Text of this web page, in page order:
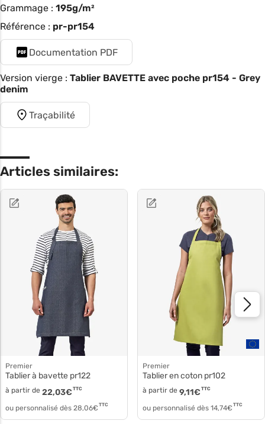
Grammage : 195g/m²
Référence : pr-pr154
Documentation PDF
Version vierge : Tablier BAVETTE avec poche pr154 - Grey
denim
Traçabilité
Articles similaires:
Premier
Tablier à bavette pr122
à partir de 22,03€ TTC
ou personnalisé dès 28,06€ TTC
Premier
Tablier en coton pr102
à partir de 9,11€ TTC
ou personnalisé dès 14,74€ TTC